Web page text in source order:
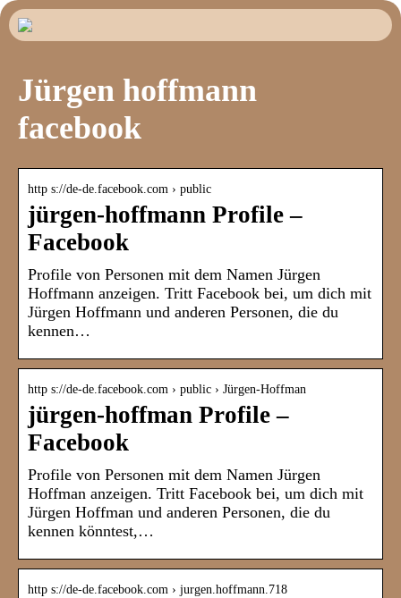
Jürgen hoffmann
facebook
http s://de-de.facebook.com › public
jürgen-hoffmann Profile –
Facebook
Profile von Personen mit dem Namen Jürgen
Hoffmann anzeigen. Tritt Facebook bei, um dich mit
Jürgen Hoffmann und anderen Personen, die du
kennen…
http s://de-de.facebook.com › public › Jürgen-Hoffman
jürgen-hoffman Profile –
Facebook
Profile von Personen mit dem Namen Jürgen
Hoffman anzeigen. Tritt Facebook bei, um dich mit
Jürgen Hoffman und anderen Personen, die du
kennen könntest,…
http s://de-de.facebook.com › jurgen.hoffmann.718